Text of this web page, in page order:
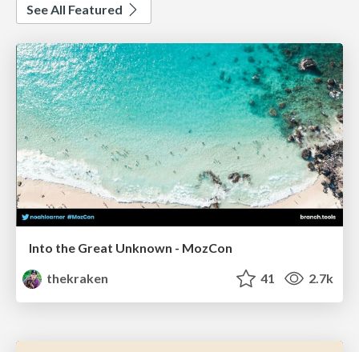
See All Featured
Into the Great Unknown - MozCon
thekraken
41 2.7k